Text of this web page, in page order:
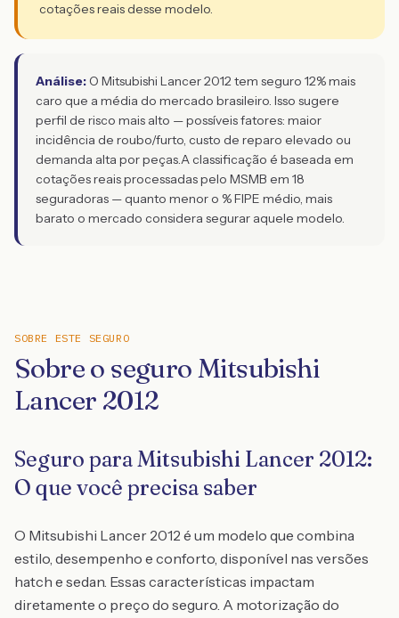
cotações reais desse modelo.
Análise: O Mitsubishi Lancer 2012 tem seguro 12% mais
caro que a média do mercado brasileiro. Isso sugere
perfil de risco mais alto — possíveis fatores: maior
incidência de roubo/furto, custo de reparo elevado ou
demanda alta por peças.A classificação é baseada em
cotações reais processadas pelo MSMB em 18
seguradoras — quanto menor o % FIPE médio, mais
barato o mercado considera segurar aquele modelo.
SOBRE ESTE SEGURO
Sobre o seguro Mitsubishi
Lancer 2012
Seguro para Mitsubishi Lancer 2012:
O que você precisa saber
O Mitsubishi Lancer 2012 é um modelo que combina
estilo, desempenho e conforto, disponível nas versões
hatch e sedan. Essas características impactam
diretamente o preço do seguro. A motorização do